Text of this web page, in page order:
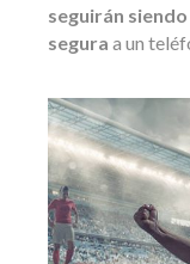
seguirán
segura a un